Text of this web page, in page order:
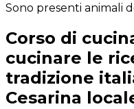
Sono presenti animali
Corso di
cucinare le
tradizione
Cesarina